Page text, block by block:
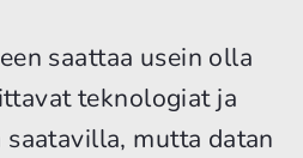
saattaa usein olla
teknologiat ja
mutta datan